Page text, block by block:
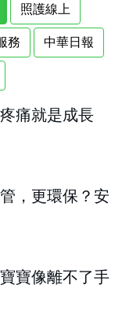
照護線上
務 中華日報
痛就是成長
，更環保？安
寶像離不了手